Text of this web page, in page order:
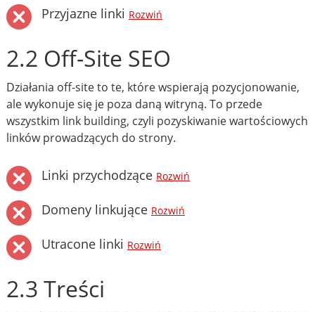
Przyjazne linki Rozwiń
2.2 Off-Site SEO
Działania off-site to te, które wspierają pozycjonowanie,
ale wykonuje się je poza daną witryną. To przede
wszystkim link building, czyli pozyskiwanie wartościowych
linków prowadzących do strony.
Linki przychodzące Rozwiń
Domeny linkujące Rozwiń
Utracone linki Rozwiń
2.3 Treści